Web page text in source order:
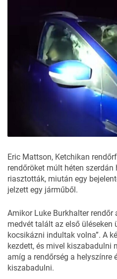
Eric Mattson, Ketchikan
rendőröket múlt héten
riasztották, miután egy
jelzett egy járműből.
Amikor Luke Burkhalter rendőr
medvét talált az első üléseken
kocsikázni indultak volna”. A
kezdett, és mivel kiszabadulni
amíg a rendőrség a helyszínre
kiszabadulni.